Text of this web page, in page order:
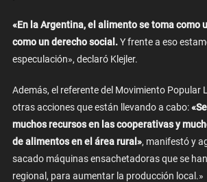
«En la Argentina, el alimento se toma como
como un derecho social.Y frente a eso
especulación», declaró Klejler.
Además, el referente del Movimiento Popular
otras acciones que están llevando a cabo:
muchos recursos en las cooperativas y
de alimentos en el área rural», manifestó y
sacado máquinas ensachetadoras que se
regional, para aumentar la producción local.»